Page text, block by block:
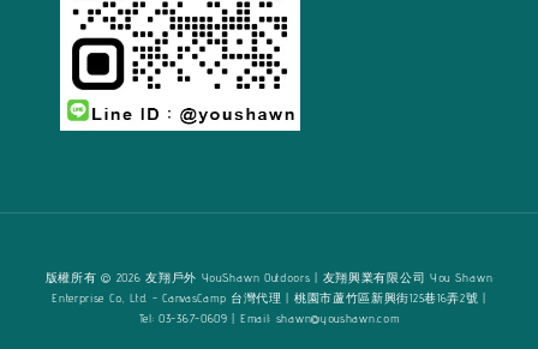
版權所有 © 2026 友翔戶外 YouShawn Outdoors | 友翔興業有限公司 You Shawn
Enterprise Co., Ltd. - CanvasCamp 台灣代理 | 桃園市蘆竹區新興街125巷16弄2號 |
Tel: 03-367-0609 | Email: shawn@youshawn.com